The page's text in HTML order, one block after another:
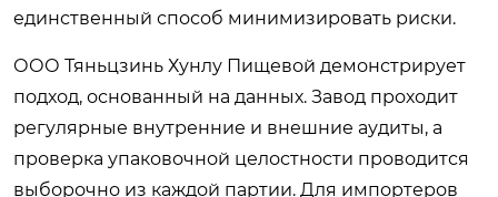
единственный способ минимизировать риски.
ООО Тяньцзинь Хунлу Пищевой демонстрирует
подход, основанный на данных. Завод проходит
регулярные внутренние и внешние аудиты, а
проверка упаковочной целостности проводится
выборочно из каждой партии. Для импортеров